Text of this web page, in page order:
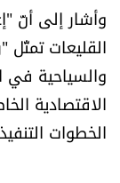
الصحافة
ثقافة
فصل من كتاب
وأشار إلى أنّ
القليعات تمثّل
والسياحية
الاقتصادية
الخطوات